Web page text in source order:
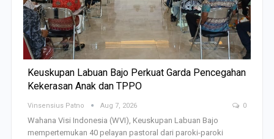
Keuskupan Labuan Bajo Perkuat Garda Pencegahan
Kekerasan Anak dan TPPO
Vinsensius Patno Aug 7, 2026 0
Wahana Visi Indonesia (WVI), Keuskupan Labuan Bajo
mempertemukan 40 pelayan pastoral dari paroki-paroki